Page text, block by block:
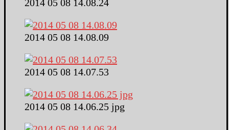
2014 05 08 14.08.24
2014 05 08 14.08.09
2014 05 08 14.07.53
2014 05 08 14.06.25 jpg